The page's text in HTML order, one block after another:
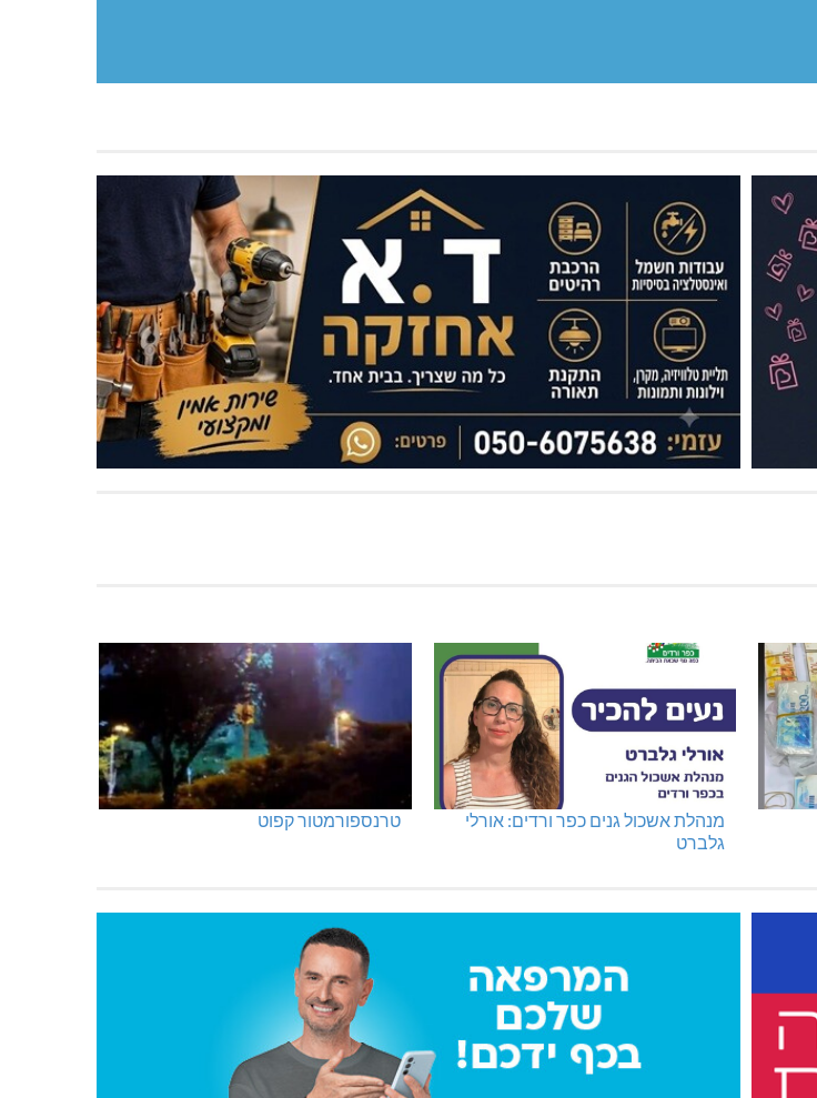
מנהלת אשכול גנים כפר ורדים: אורלי
גלברט
טרנספורמטור קפוט